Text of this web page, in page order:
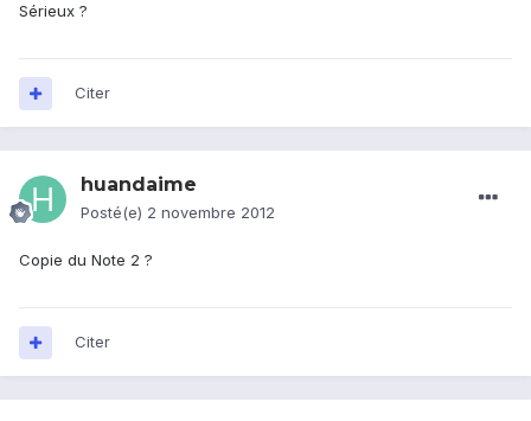
Sérieux ?
Citer
huandaime
Posté(e) 2 novembre 2012
Copie du Note 2 ?
Citer